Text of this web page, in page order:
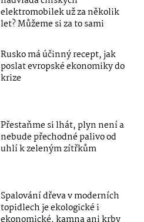
elektromobilek už za několik
let? Můžeme si za to sami
Rusko má účinný recept, jak
poslat evropské ekonomiky do
krize
Přestaňme si lhát, plyn není a
nebude přechodné palivo od
uhlí k zeleným zítřkům
Spalování dřeva v moderních
topidlech je ekologické i